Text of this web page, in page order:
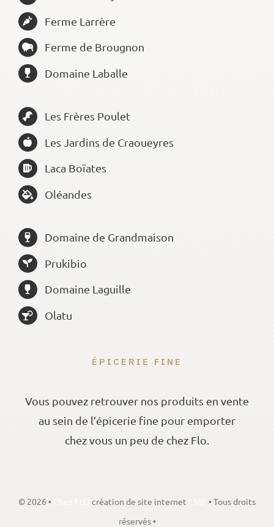
Ferme Larrère
Ferme de Brougnon
Domaine Laballe
Les Frères Poulet
Les Jardins de Craoueyres
Laca Boïates
Oléandes
Domaine de Grandmaison
Prukibio
Domaine Laguille
Olatu
ÉPICERIE FINE
Vous pouvez retrouver nos produits en vente
au sein de l’épicerie fine pour emporter
chez vous un peu de chez Flo.
© 2026 • création de site internet
• Tous droits
réservés •